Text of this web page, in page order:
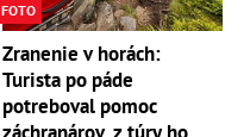
FOTO
Zranenie v horách:
Turista po páde
potreboval pomoc